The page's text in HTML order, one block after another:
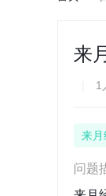
来
1
来月
问题